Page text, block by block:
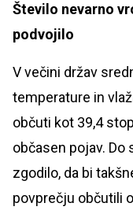
Število nevarno
podvojilo
V večini držav
temperature in
občuti kot 39,4
občasen pojav.
zgodilo, da bi
povprečju občutili